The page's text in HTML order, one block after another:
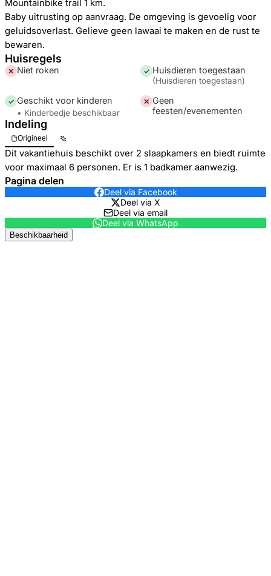
Mountainbike trail 1 km.
Baby uitrusting op aanvraag. De omgeving is gevoelig voor
geluidsoverlast. Gelieve geen lawaai te maken en de rust te
bewaren.
Huisregels
✕ Niet roken ✓ Huisdieren toegestaan
(Huisdieren toegestaan)
✓ Geschikt voor kinderen
• Kinderbedje beschikbaar
✕ Geen
feesten/evenementen
Indeling
Origineel
Dit vakantiehuis beschikt over 2 slaapkamers en biedt ruimte
voor maximaal 6 personen. Er is 1 badkamer aanwezig.
Pagina delen
Deel via Facebook
Deel via X
Deel via email
Deel via WhatsApp
Beschikbaarheid